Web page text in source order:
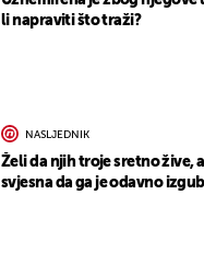
li napraviti što traži?
NASLJEDNIK
Želi da njih troje sretno žive,
svjesna da ga je odavno